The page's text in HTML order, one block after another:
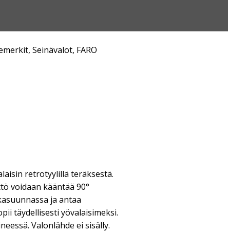
, Seinävalot, FARO
retrotyylillä teräksestä.
voidaan kääntää 90°
ja antaa
täydellisesti yövalaisimeksi.
Valonlähde ei sisälly.